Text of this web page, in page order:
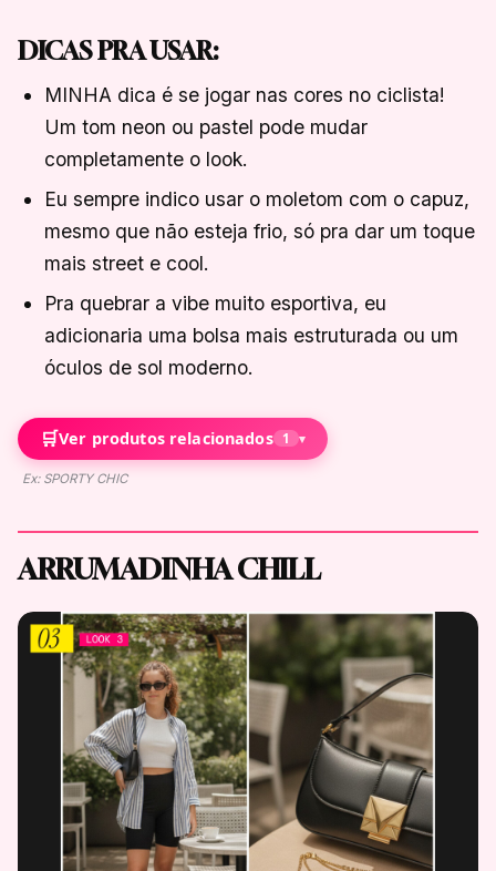
DICAS PRA USAR:
MINHA dica é se jogar nas cores no ciclista!
Um tom neon ou pastel pode mudar
completamente o look.
Eu sempre indico usar o moletom com o capuz,
mesmo que não esteja frio, só pra dar um toque
mais street e cool.
Pra quebrar a vibe muito esportiva, eu
adicionaria uma bolsa mais estruturada ou um
óculos de sol moderno.
🛒Ver produtos relacionados 1 ▾
Ex: SPORTY CHIC
ARRUMADINHA CHILL